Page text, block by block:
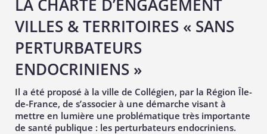
LA CHARTE D’ENGAGEMENT
VILLES & TERRITOIRES « SANS
PERTURBATEURS
ENDOCRINIENS »
Il a été proposé à la ville de Collégien, par la Région Île-
de-France, de s’associer à une démarche visant à
mettre en lumière une problématique très importante
de santé publique : les perturbateurs endocriniens.